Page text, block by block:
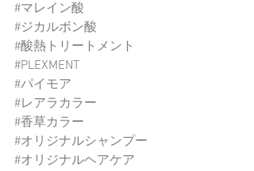
#マレイン酸
#ジカルボン酸
#酸熱トリートメント
#PLEXMENT
#パイモア
#レアラカラー
#香草カラー
#オリジナルシャンプー
#オリジナルヘアケア